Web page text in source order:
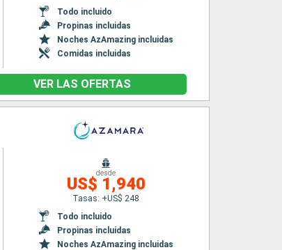
Todo incluido
Propinas incluidas
Noches AzAmazing incluidas
Comidas incluidas
VER LAS OFERTAS
desde
US$ 1,940
Tasas: +US$ 248
Todo incluido
Propinas incluidas
Noches AzAmazing incluidas